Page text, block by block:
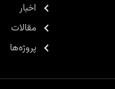
اخبار
مقالات
پروژه‌ها